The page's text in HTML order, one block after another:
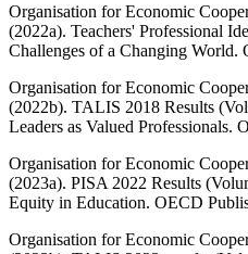
Organisation for Economic
(2022a). Teachers' Professional
Challenges of a Changing World.
Organisation for Economic
(2022b). TALIS 2018 Results
Leaders as Valued Professionals.
Organisation for Economic
(2023a). PISA 2022 Results
Equity in Education. OECD
Organisation for Economic